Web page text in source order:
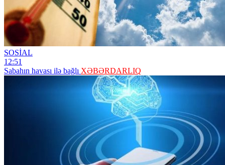
SOSİAL
12:51
Sabahın havası ilə bağlı XƏBƏRDARLIQ